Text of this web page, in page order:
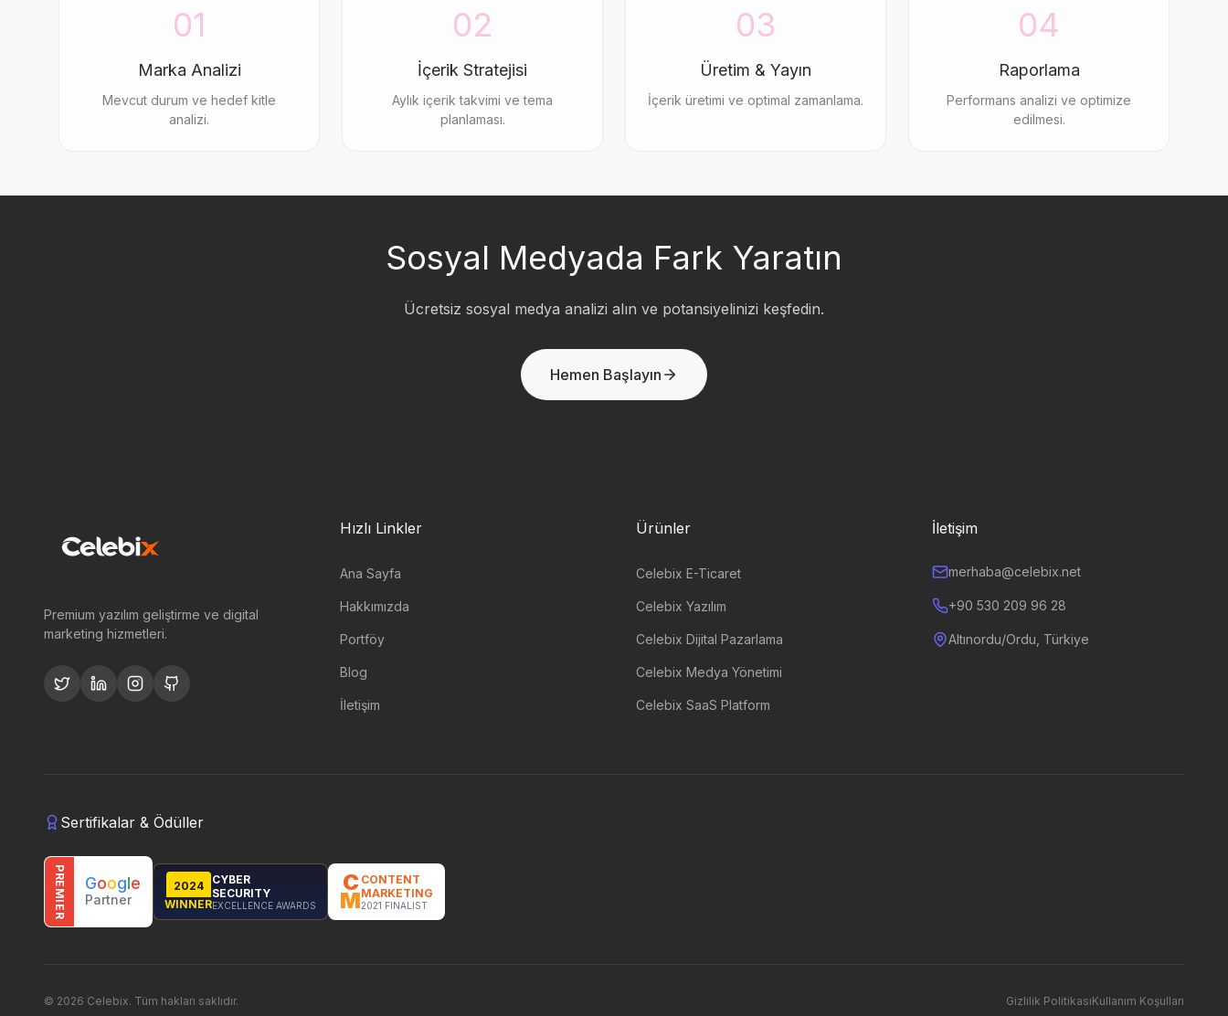
01
Marka Analizi
Mevcut durum ve hedef kitle
analizi.
02
İçerik Stratejisi
Aylık içerik takvimi ve tema
planlaması.
03
Üretim & Yayın
İçerik üretimi ve optimal zamanlama.
04
Raporlama
Performans analizi ve optimize
edilmesi.
Sosyal Medyada Fark Yaratın
Ücretsiz sosyal medya analizi alın ve potansiyelinizi keşfedin.
Hemen Başlayın
Premium yazılım geliştirme ve digital
marketing hizmetleri.
Hızlı Linkler
Ana Sayfa
Hakkımızda
Portföy
Blog
İletişim
Ürünler
Celebix E-Ticaret
Celebix Yazılım
Celebix Dijital Pazarlama
Celebix Medya Yönetimi
Celebix SaaS Platform
İletişim
merhaba@celebix.net
+90 530 209 96 28
Altınordu/Ordu, Türkiye
Sertifikalar & Ödüller
PREMIER Google
Partner
2024
WINNER
CYBER
SECURITY
EXCELLENCE AWARDS
C
M
CONTENT
MARKETING
2021 FINALIST
© 2026 Celebix. Tüm hakları saklıdır. Gizlilik PolitikasıKullanım Koşulları